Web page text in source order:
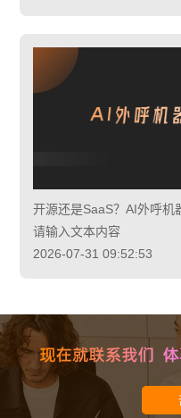
开源还是SaaS？AI外呼机
请输入文本内容
2026-07-31 09:52:53